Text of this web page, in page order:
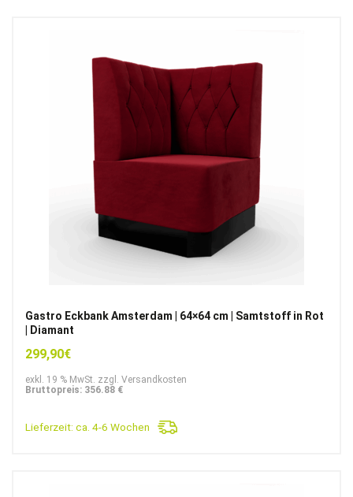
Gastro Eckbank Amsterdam | 64×64 cm | Samtstoff in Rot
| Diamant
299,90€
exkl. 19 % MwSt. zzgl. Versandkosten
Bruttopreis: 356.88 €
Lieferzeit: ca. 4-6 Wochen